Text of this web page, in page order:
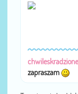
zapraszam